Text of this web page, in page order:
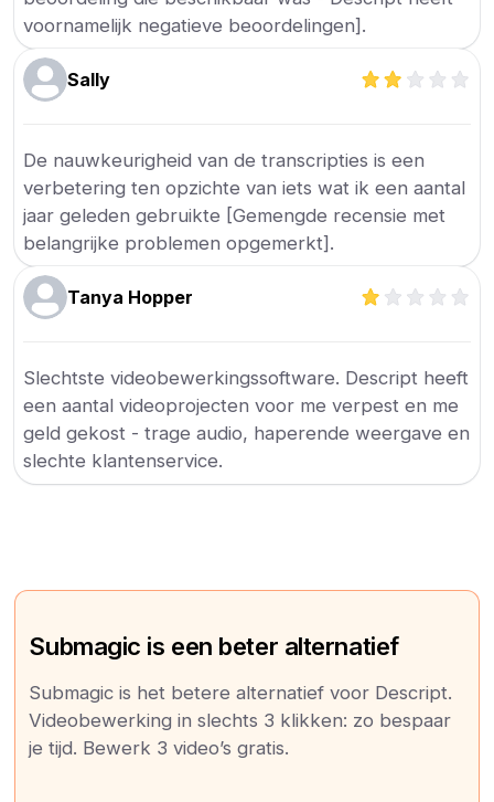
voornamelijk negatieve beoordelingen].
Sally
De nauwkeurigheid van de transcripties is een
verbetering ten opzichte van iets wat ik een aantal
jaar geleden gebruikte [Gemengde recensie met
belangrijke problemen opgemerkt].
Tanya Hopper
Slechtste videobewerkingssoftware. Descript heeft
een aantal videoprojecten voor me verpest en me
geld gekost - trage audio, haperende weergave en
slechte klantenservice.
Submagic is een beter alternatief
Submagic is het betere alternatief voor Descript.
Videobewerking in slechts 3 klikken: zo bespaar
je tijd. Bewerk 3 video’s gratis.